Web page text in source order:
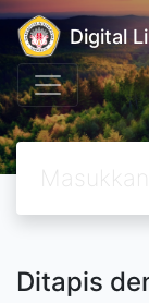
Digital
Ditapis